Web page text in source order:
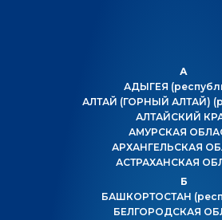
А
АДЫГЕЯ
АЛТАЙ (ГОРНЫЙ АЛТАЙ)
АЛТАЙСКИЙ
АМУРСКАЯ
АРХАНГЕЛЬСКАЯ
АСТРАХАНСКАЯ
Б
БАШКОРТОСТАН
БЕЛГОРОДСКАЯ